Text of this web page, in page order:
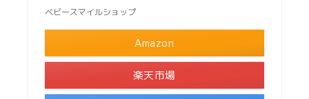
ベビースマイルショップ
Amazon
楽天市場